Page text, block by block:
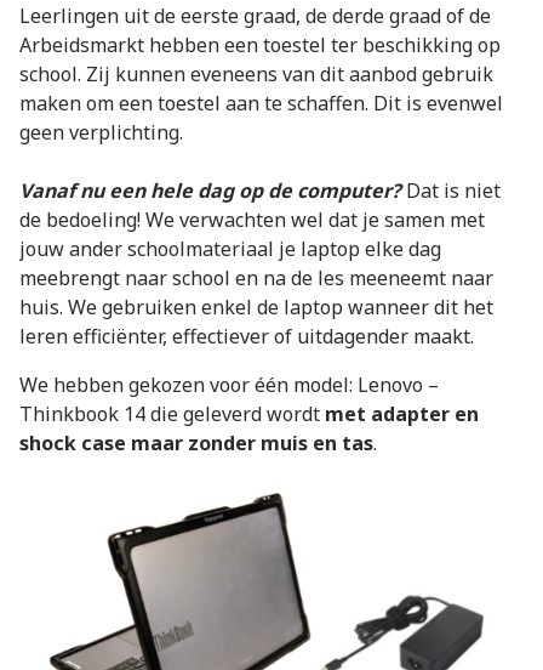
Leerlingen uit de eerste graad, de derde graad of de
Arbeidsmarkt hebben een toestel ter beschikking op
school. Zij kunnen eveneens van dit aanbod gebruik
maken om een toestel aan te schaffen. Dit is evenwel
geen verplichting.
Vanaf nu een hele dag op de computer?Dat is niet
de bedoeling! We verwachten wel dat je samen met
jouw ander schoolmateriaal je laptop elke dag
meebrengt naar school en na de les meeneemt naar
huis. We gebruiken enkel de laptop wanneer dit het
leren efficiënter, effectiever of uitdagender maakt.
We hebben gekozen voor één model: Lenovo –
Thinkbook 14 die geleverd wordt met adapter en
shock case maar zonder muis en tas.